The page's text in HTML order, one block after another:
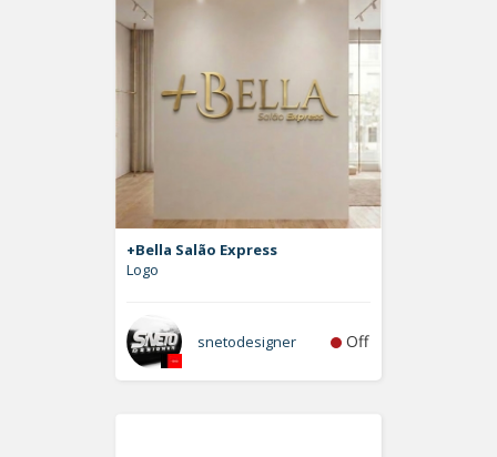
+Bella Salão Express
Logo
snetodesigner Off